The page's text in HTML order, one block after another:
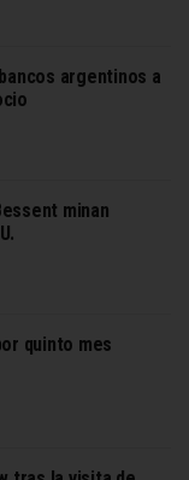
argentinos a
minan
quinto mes